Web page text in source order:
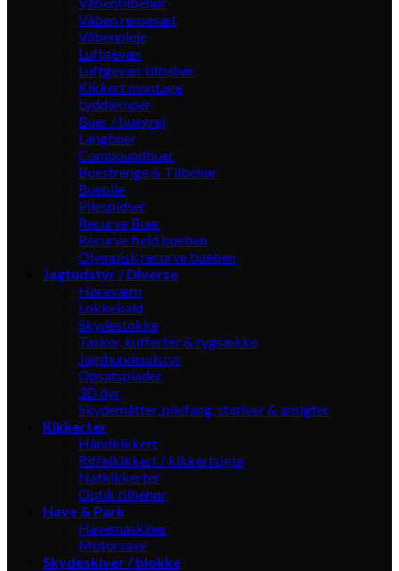
Våben rensesæt
Våbenpleje
Luftgevær
Luftgevær tilbehør
Kikkert montage
Lyddæmper
Buer / buegrej
Langbuer
Compoundbuer
Buestrenge & Tilbehør
Buepile
Pilespidser
Recurve Buer
Recurve field bueben
Olympisk recurve bueben
Jagtudstyr / Diverse
Høreværn
Lokkekald
Skydestokke
Tasker, kufferter & rygsække
Jagthundeudstyr
Opsatsplader
3D dyr
Skydemåtter, pilefang, stativer & ansigter
Kikkerter
Håndkikkert
Riffelkikkert / kikkertsigte
Natkikkerter
Optik tilbehør
Have & Park
Havemaskiner
Motorsave
Skydeskiver / blokke